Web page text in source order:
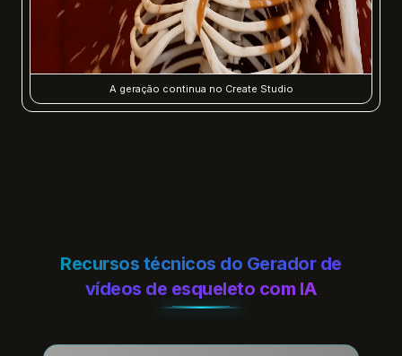
A geração continua no Create Studio
Recursos técnicos do Gerador de
vídeos de esqueleto com IA